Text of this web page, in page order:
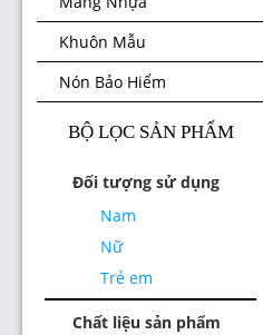
Khuôn Mẫu
Nón Bảo Hiểm
BỘ LỌC SẢN PHẨM
Đối tượng sử dụng
Nam
Nữ
Trẻ em
Chất liệu sản phẩm